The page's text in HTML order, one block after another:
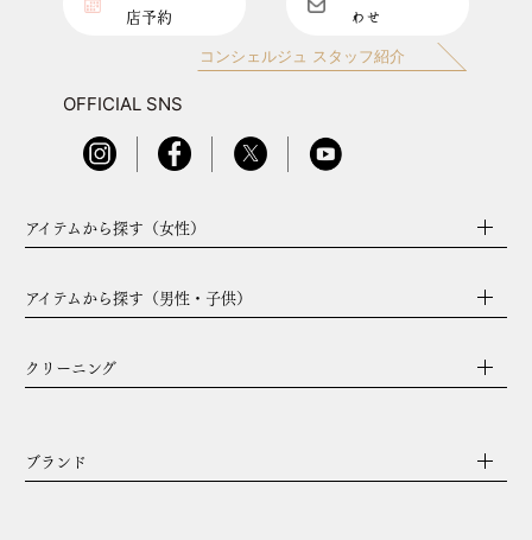
店予約
わせ
コンシェルジュ スタッフ紹介
OFFICIAL SNS
アイテムから探す（女性）
アイテムから探す（男性・子供）
クリーニング
ブランド